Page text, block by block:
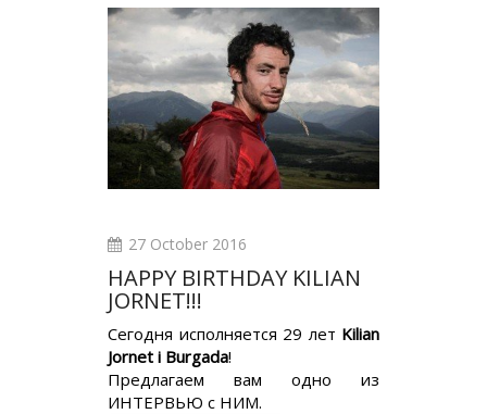
27 October 2016
НAPPY BIRTHDAY KILIAN
JORNET!!!
Сегодня исполняется 29 лет Kilian
Jornet i Burgada!
Предлагаем вам одно из
ИНТЕРВЬЮ с НИМ.